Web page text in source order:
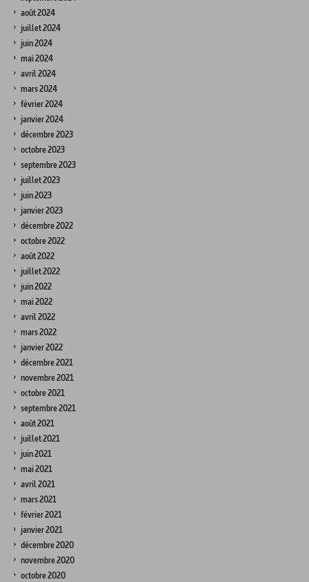
août 2024
juillet 2024
juin 2024
mai 2024
avril 2024
mars 2024
février 2024
janvier 2024
décembre 2023
octobre 2023
septembre 2023
juillet 2023
juin 2023
janvier 2023
décembre 2022
octobre 2022
août 2022
juillet 2022
juin 2022
mai 2022
avril 2022
mars 2022
janvier 2022
décembre 2021
novembre 2021
octobre 2021
septembre 2021
août 2021
juillet 2021
juin 2021
mai 2021
avril 2021
mars 2021
février 2021
janvier 2021
décembre 2020
novembre 2020
octobre 2020